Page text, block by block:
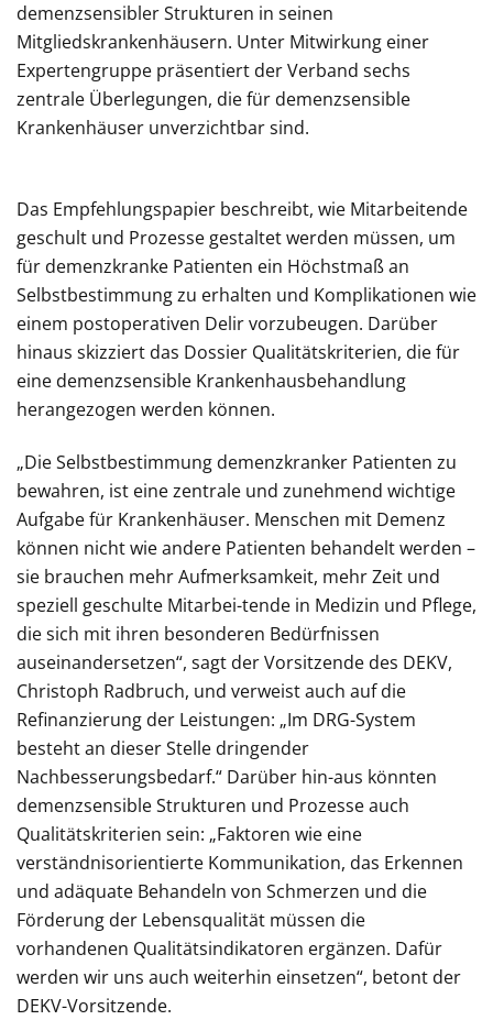
demenzsensibler Strukturen in seinen
Mitgliedskrankenhäusern. Unter Mitwirkung einer
Expertengruppe präsentiert der Verband sechs
zentrale Überlegungen, die für demenzsensible
Krankenhäuser unverzichtbar sind.
Das Empfehlungspapier beschreibt, wie Mitarbeitende
geschult und Prozesse gestaltet werden müssen, um
für demenzkranke Patienten ein Höchstmaß an
Selbstbestimmung zu erhalten und Komplikationen wie
einem postoperativen Delir vorzubeugen. Darüber
hinaus skizziert das Dossier Qualitätskriterien, die für
eine demenzsensible Krankenhausbehandlung
herangezogen werden können.
„Die Selbstbestimmung demenzkranker Patienten zu
bewahren, ist eine zentrale und zunehmend wichtige
Aufgabe für Krankenhäuser. Menschen mit Demenz
können nicht wie andere Patienten behandelt werden –
sie brauchen mehr Aufmerksamkeit, mehr Zeit und
speziell geschulte Mitarbei-tende in Medizin und Pflege,
die sich mit ihren besonderen Bedürfnissen
auseinandersetzen“, sagt der Vorsitzende des DEKV,
Christoph Radbruch, und verweist auch auf die
Refinanzierung der Leistungen: „Im DRG-System
besteht an dieser Stelle dringender
Nachbesserungsbedarf.“ Darüber hin-aus könnten
demenzsensible Strukturen und Prozesse auch
Qualitätskriterien sein: „Faktoren wie eine
verständnisorientierte Kommunikation, das Erkennen
und adäquate Behandeln von Schmerzen und die
Förderung der Lebensqualität müssen die
vorhandenen Qualitätsindikatoren ergänzen. Dafür
werden wir uns auch weiterhin einsetzen“, betont der
DEKV-Vorsitzende.